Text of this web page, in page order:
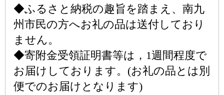
◆ふるさと納税の趣旨を踏まえ、南九
州市民の方へお礼の品は送付しており
ません。
◆寄附金受領証明書等は，1週間程度で
お届けしております。(お礼の品とは別
便でのお届けとなります)